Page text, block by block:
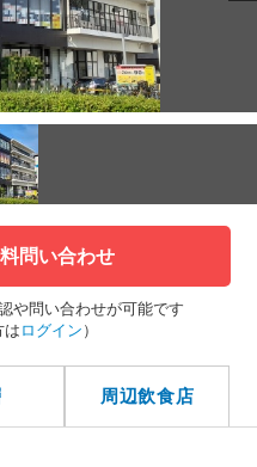
問い合わせ
や問い合わせが可能です
はログイン ）
周辺飲食店